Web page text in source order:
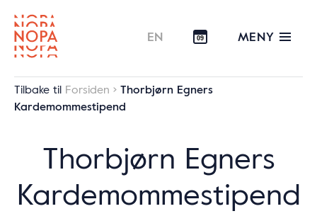
EN 09 MENY
Tilbake til Forsiden
Thorbjørn Egners
Kardemommestipend
Thorbjørn Egners
Kardemommestipend